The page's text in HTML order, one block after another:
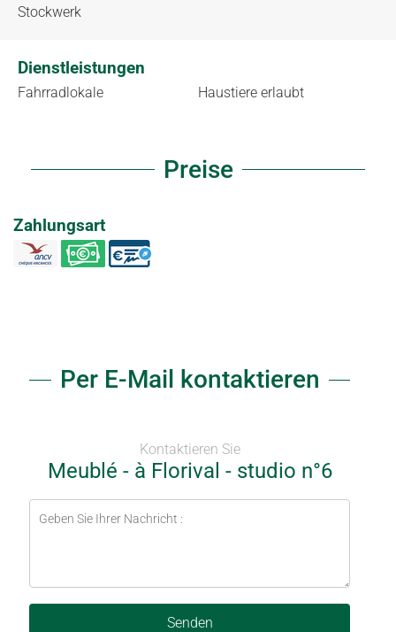
Stockwerk
Dienstleistungen
Fahrradlokale Haustiere erlaubt
Preise
Zahlungsart
Per E-Mail kontaktieren
Kontaktieren Sie
Meublé - à Florival - studio n°6
Senden